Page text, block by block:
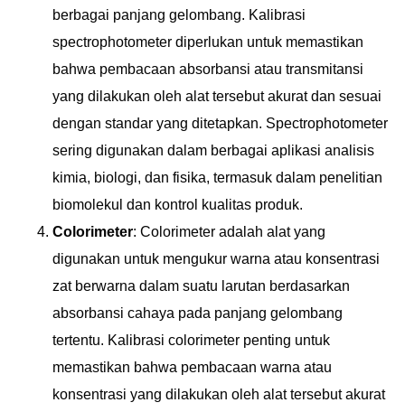
berbagai panjang gelombang. Kalibrasi
spectrophotometer diperlukan untuk memastikan
bahwa pembacaan absorbansi atau transmitansi
yang dilakukan oleh alat tersebut akurat dan sesuai
dengan standar yang ditetapkan. Spectrophotometer
sering digunakan dalam berbagai aplikasi analisis
kimia, biologi, dan fisika, termasuk dalam penelitian
biomolekul dan kontrol kualitas produk.
Colorimeter: Colorimeter adalah alat yang
digunakan untuk mengukur warna atau konsentrasi
zat berwarna dalam suatu larutan berdasarkan
absorbansi cahaya pada panjang gelombang
tertentu. Kalibrasi colorimeter penting untuk
memastikan bahwa pembacaan warna atau
konsentrasi yang dilakukan oleh alat tersebut akurat